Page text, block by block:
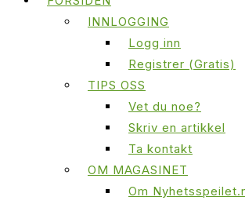
INNLOGGING
Logg inn
Registrer (Gratis)
TIPS OSS
Vet du noe?
Skriv en artikkel
Ta kontakt
OM MAGASINET
Om